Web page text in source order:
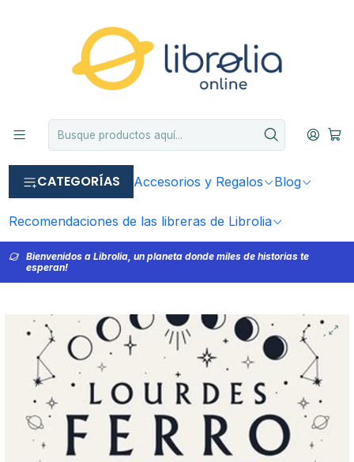
CATEGORÍAS Accesorios y Regalos Blog
Recomendaciones de las libreras de Librolia
Bienvenidos a Librolia, un planeta donde miles de historias te
esperan!